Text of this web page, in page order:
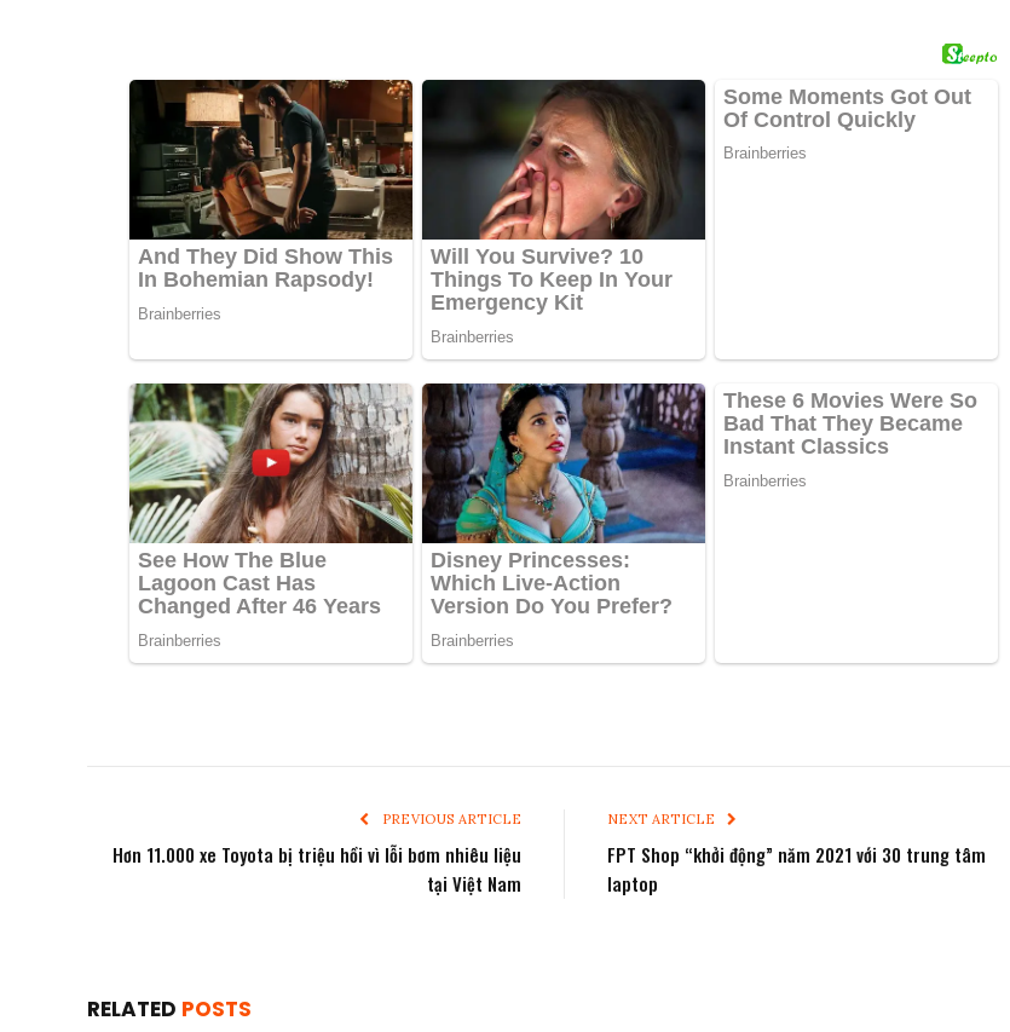
PREVIOUS ARTICLE
Hơn 11.000 xe Toyota bị triệu hồi vì lỗi bơm nhiêu liệu
tại Việt Nam
NEXT ARTICLE
FPT Shop “khởi động” năm 2021 với 30 trung tâm
laptop
RELATED POSTS